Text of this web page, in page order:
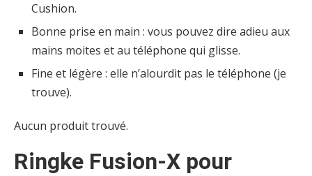
Cushion.
Bonne prise en main : vous pouvez dire adieu aux
mains moites et au téléphone qui glisse.
Fine et légère : elle n’alourdit pas le téléphone (je
trouve).
Aucun produit trouvé.
Ringke Fusion-X pour